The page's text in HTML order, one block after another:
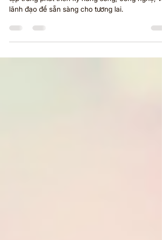
Nhu cầu về học viện thanh thiếu niên tăng
lãnh đạo để sẵn sàng cho tương lai.